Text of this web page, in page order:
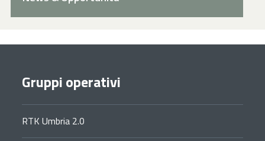
Gruppi operativi
RTK Umbria 2.0